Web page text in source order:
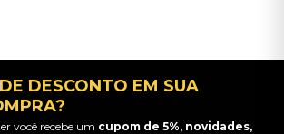
DESCONTO EM SUA
você recebe um cupom de 5%, novidades,